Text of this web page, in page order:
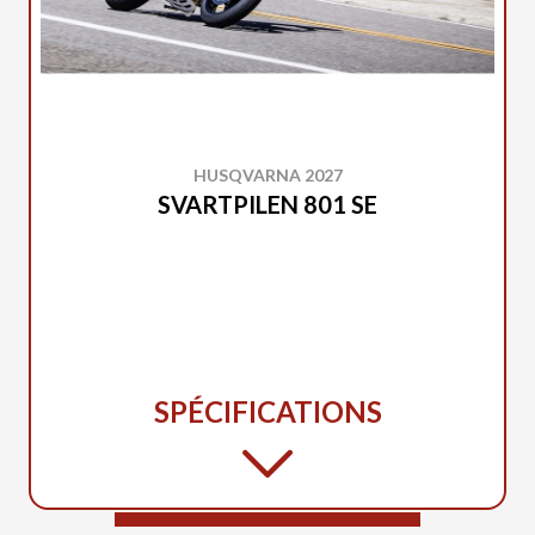
HUSQVARNA 2027
SVARTPILEN 801 SE
SPÉCIFICATIONS